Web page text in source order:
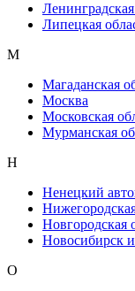
Липецкая
М
Магаданская
Москва
Московская
Мурманская
Н
Ненецкий
Новгородская
Новосибирск
О